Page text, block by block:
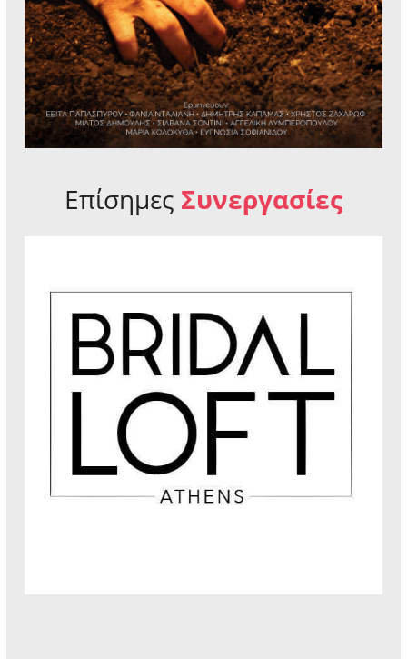
Επίσημες Συνεργασίες